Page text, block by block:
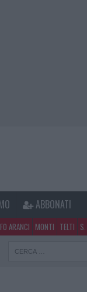
ABBONATI
ARANCI MONTI TELTI